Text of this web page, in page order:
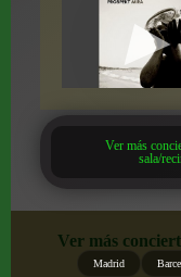
Ver más
sala/
Ver más
Madrid